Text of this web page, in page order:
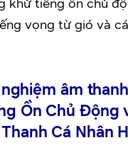
khử tiếng ồn chủ
vọng từ gió và
âm
Ồn Chủ Động
Cá Nhân